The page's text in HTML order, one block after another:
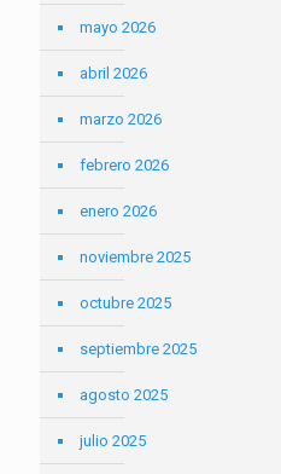
mayo 2026
abril 2026
marzo 2026
febrero 2026
enero 2026
noviembre 2025
octubre 2025
septiembre 2025
agosto 2025
julio 2025